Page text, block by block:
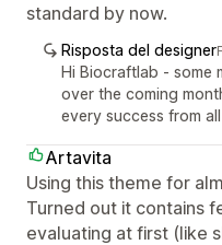
standard by now.
Risposta del designer
Hi Biocraftlab - some
over the coming
every success from
Artavita
Using this theme for
Turned out it contains
evaluating at first (like